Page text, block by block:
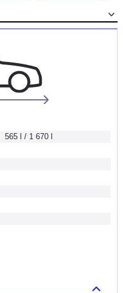
565 l / 1 670 l